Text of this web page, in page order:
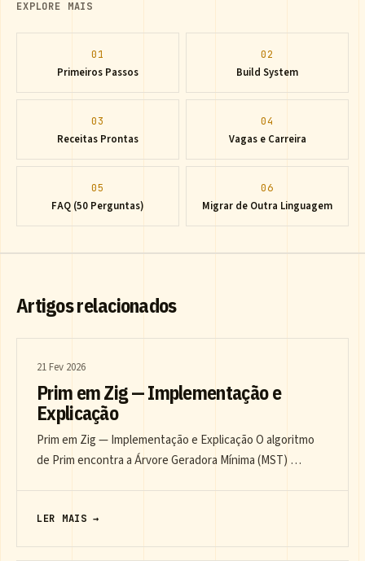
EXPLORE MAIS
01
Primeiros Passos
02
Build System
03
Receitas Prontas
04
Vagas e Carreira
05
FAQ (50 Perguntas)
06
Migrar de Outra Linguagem
Artigos relacionados
21 Fev 2026
Prim em Zig — Implementação e
Explicação
Prim em Zig — Implementação e Explicação O algoritmo
de Prim encontra a Árvore Geradora Mínima (MST) …
LER MAIS →